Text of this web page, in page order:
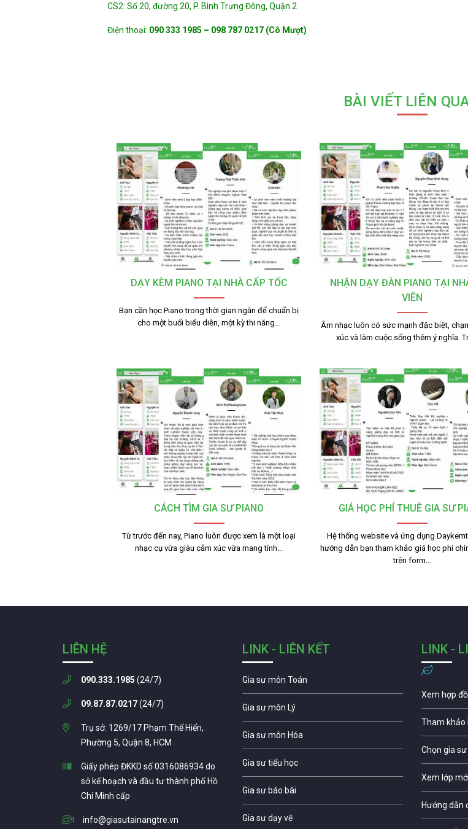
CS2: Số 20, đường 20, P. Bình Trưng Đông, Quận 2
Điện thoại: 090 333 1985 – 098 787 0217 (Cô Mượt)
BÀI VIẾT LIÊN
DẠY KÈM PIANO TẠI NHÀ CẤP TỐC
Bạn cần học Piano trong thời gian ngắn để chuẩn bị
cho một buổi biểu diễn, một kỳ thi năng…
NHẬN DẠY ĐÀN PIANO TẠI
VIÊN
Âm nhạc luôn có sức mạnh đặc biệt,
xúc và làm cuộc sống thêm ý nghĩa.
CÁCH TÌM GIA SƯ PIANO
Từ trước đến nay, Piano luôn được xem là một loại
nhạc cụ vừa giàu cảm xúc vừa mang tính…
GIÁ HỌC PHÍ THUÊ GIA SƯ
Hệ thống website và ứng dụng
hướng dẫn bạn tham khảo giá học phí
trên form…
LIÊN HỆ
090.333.1985 (24/7)
09.87.87.0217(24/7)
Trụ sở: 1269/17 Phạm Thế Hiển,
Phường 5, Quận 8, HCM
Giấy phép ĐKKD số 0316086934 do
sở kế hoạch và đầu tư thành phố Hồ
Chí Minh cấp
info@giasutainangtre.vn
LINK - LIÊN KẾT
Gia sư môn Toán
Gia sư môn Lý
Gia sư môn Hóa
Gia sư tiểu học
Gia sư báo bài
Gia sư dạy vẽ
LINK -
Xem hợp
Tham khảo
Chọn gia
Xem lớp
Hướng dẫn